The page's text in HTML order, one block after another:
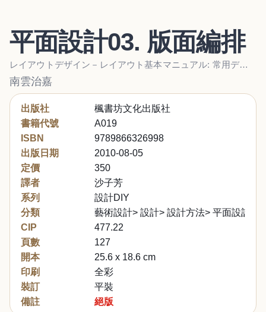
平面設計03. 版面編排
レイアウトデザイン－レイアウト基本マニュアル: 常用デザインシリーズ
南雲治嘉
出版社
楓書坊文化出版社
書籍代號
A019
ISBN
9789866326998
出版日期
2010-08-05
定價
350
譯者
沙子芳
系列
設計DIY
分類
藝術設計> 設計> 設計方法> 平面設計
CIP
477.22
頁數
127
開本
25.6 x 18.6 cm
印刷
全彩
裝訂
平裝
備註
絕版